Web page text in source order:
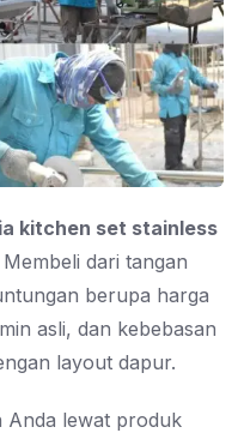
kitchen set stainless
Membeli dari tangan
berupa harga
asli, dan kebebasan
layout dapur.
Anda lewat produk